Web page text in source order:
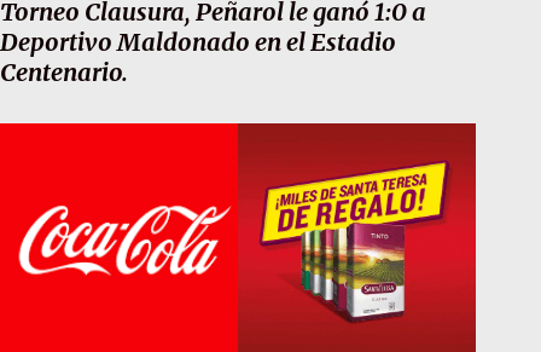
Torneo Clausura, Peñarol le ganó 1:0 a
Deportivo Maldonado en el Estadio
Centenario.